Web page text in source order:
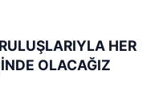
HER
OLACAĞIZ